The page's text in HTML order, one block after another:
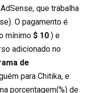
que trabalha
O pagamento é
mínimo $ 10 ) e
adicionado no
de
para Chitika, e
porcentagem(%) de